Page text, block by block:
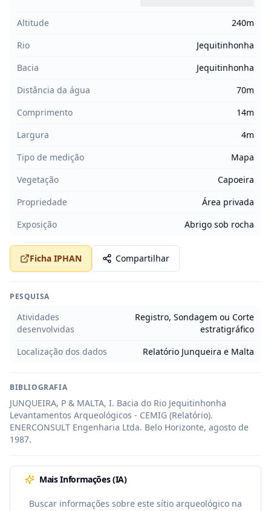
Altitude
240m
Rio
Jequitinhonha
Bacia
Jequitinhonha
Distância da água
70m
Comprimento
14m
Largura
4m
Tipo de medição
Mapa
Vegetação
Capoeira
Propriedade
Área privada
Exposição
Abrigo sob rocha
Ficha IPHAN Compartilhar
PESQUISA
Atividades
desenvolvidas
Registro, Sondagem ou Corte
estratigráfico
Localização dos dados
Relatório Junqueira e Malta
BIBLIOGRAFIA
JUNQUEIRA, P & MALTA, I. Bacia do Rio Jequitinhonha
Levantamentos Arqueológicos - CEMIG (Relatório).
ENERCONSULT Engenharia Ltda. Belo Horizonte, agosto de
1987.
Mais Informações (IA)
Buscar informações sobre este sítio arqueológico na